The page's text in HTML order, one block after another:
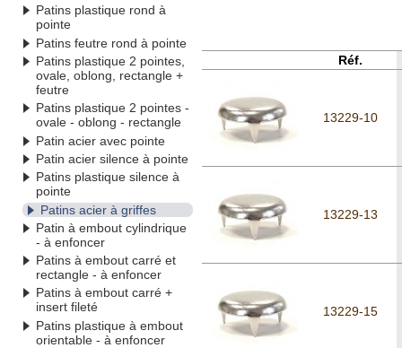
Patins plastique rond à
pointe
Patins feutre rond à pointe
Patins plastique 2 pointes,
ovale, oblong, rectangle +
feutre
Patins plastique 2 pointes -
ovale - oblong - rectangle
Patin acier avec pointe
Patin acier silence à pointe
Patins plastique silence à
pointe
Patins acier à griffes
Patin à embout cylindrique
- à enfoncer
Patins à embout carré et
rectangle - à enfoncer
Patins à embout carré +
insert fileté
Patins plastique à embout
orientable - à enfoncer
Réf.
13229-10
13229-13
13229-15